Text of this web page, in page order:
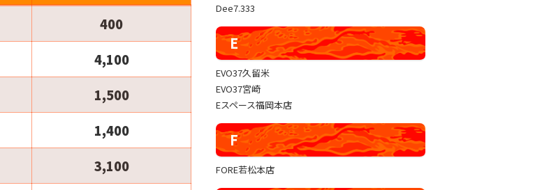
400
4,100
1,500
1,400
3,100
Dee7.333
E
EVO37久留米
EVO37宮崎
Eスペース福岡本店
F
FORE若松本店